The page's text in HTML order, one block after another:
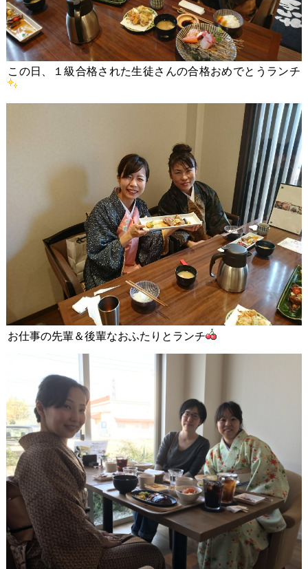
この日、１級合格された生徒さんの合格おめでとうランチ
お仕事の先輩＆後輩なおふたりとランチ